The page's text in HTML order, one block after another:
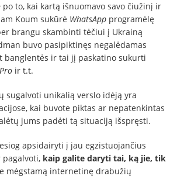
po to, kai kartą išnuomavo savo čiužinį ir
Koum sukūrė WhatsApp programėlę
brangu skambinti tėčiui į Ukrainą
buvo pasipiktinęs negalėdamas
banglentės ir tai jį paskatino sukurti
ir t.t.
sugalvoti unikalią verslo idėją yra
kai buvote piktas ar nepatenkintas
jums padėti tą situaciją išspręsti.
apsidairyti į jau egzistuojančius
kaip galite daryti tai, ką jie, tik
mėgstamą internetinę drabužių